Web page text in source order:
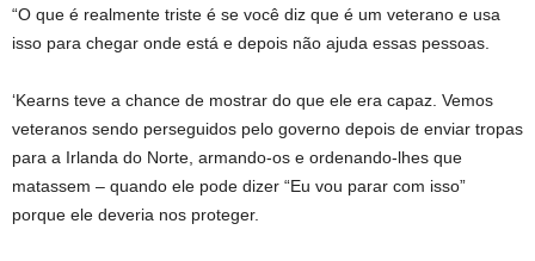
“O que é realmente triste é se você diz que é um veterano e usa
isso para chegar onde está e depois não ajuda essas pessoas.
‘Kearns teve a chance de mostrar do que ele era capaz. Vemos
veteranos sendo perseguidos pelo governo depois de enviar tropas
para a Irlanda do Norte, armando-os e ordenando-lhes que
matassem – quando ele pode dizer “Eu vou parar com isso”
porque ele deveria nos proteger.